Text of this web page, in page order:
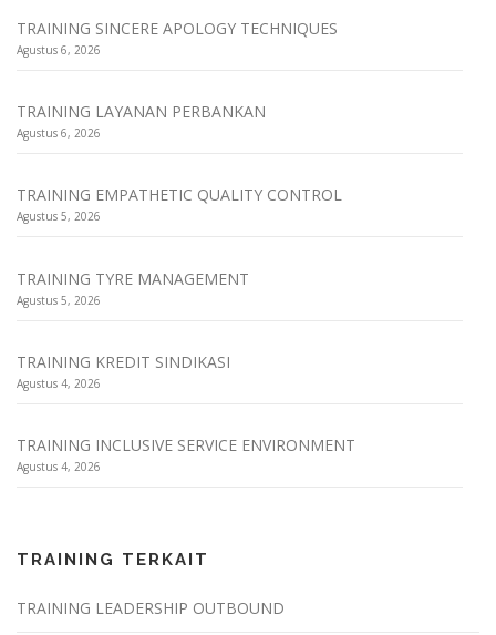
TRAINING SINCERE APOLOGY TECHNIQUES
Agustus 6, 2026
TRAINING LAYANAN PERBANKAN
Agustus 6, 2026
TRAINING EMPATHETIC QUALITY CONTROL
Agustus 5, 2026
TRAINING TYRE MANAGEMENT
Agustus 5, 2026
TRAINING KREDIT SINDIKASI
Agustus 4, 2026
TRAINING INCLUSIVE SERVICE ENVIRONMENT
Agustus 4, 2026
TRAINING TERKAIT
TRAINING LEADERSHIP OUTBOUND